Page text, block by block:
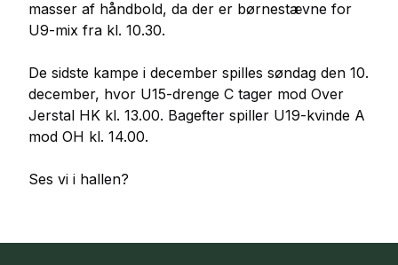
masser af håndbold, da der er børnestævne for
U9-mix fra kl. 10.30.
De sidste kampe i december spilles søndag den 10.
december, hvor U15-drenge C tager mod Over
Jerstal HK kl. 13.00. Bagefter spiller U19-kvinde A
mod OH kl. 14.00.
Ses vi i hallen?